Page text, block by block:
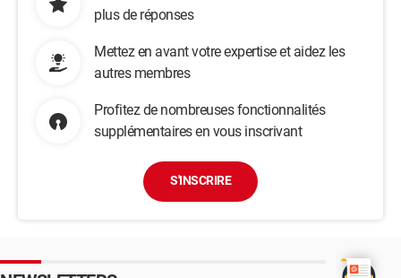
plus de réponses
Mettez en avant votre expertise et aidez les
autres membres
Profitez de nombreuses fonctionnalités
supplémentaires en vous inscrivant
S'INSCRIRE